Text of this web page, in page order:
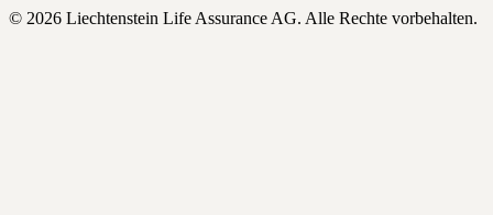
© 2026 Liechtenstein Life Assurance AG. Alle Rechte vorbehalten.